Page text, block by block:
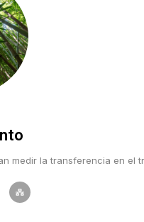
medir la transferencia en el